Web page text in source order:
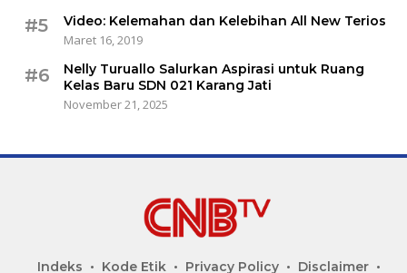
#5
Video: Kelemahan dan Kelebihan All New Terios
Maret 16, 2019
#6
Nelly Turuallo Salurkan Aspirasi untuk Ruang
Kelas Baru SDN 021 Karang Jati
November 21, 2025
Indeks Kode Etik Privacy Policy Disclaimer